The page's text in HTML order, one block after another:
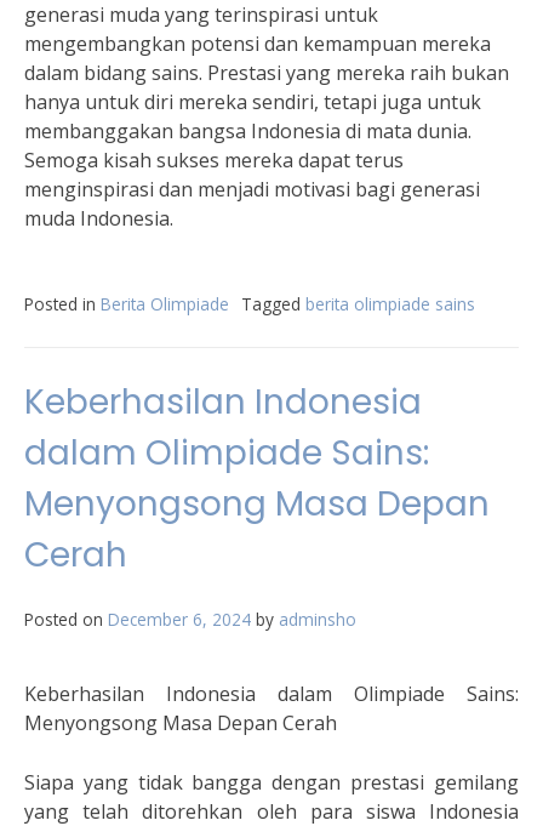
generasi muda yang terinspirasi untuk
mengembangkan potensi dan kemampuan mereka
dalam bidang sains. Prestasi yang mereka raih bukan
hanya untuk diri mereka sendiri, tetapi juga untuk
membanggakan bangsa Indonesia di mata dunia.
Semoga kisah sukses mereka dapat terus
menginspirasi dan menjadi motivasi bagi generasi
muda Indonesia.
Posted in Berita Olimpiade Tagged berita olimpiade sains
Keberhasilan Indonesia
dalam Olimpiade Sains:
Menyongsong Masa Depan
Cerah
Posted on December 6, 2024 by adminsho
Keberhasilan Indonesia dalam Olimpiade Sains:
Menyongsong Masa Depan Cerah
Siapa yang tidak bangga dengan prestasi gemilang
yang telah ditorehkan oleh para siswa Indonesia